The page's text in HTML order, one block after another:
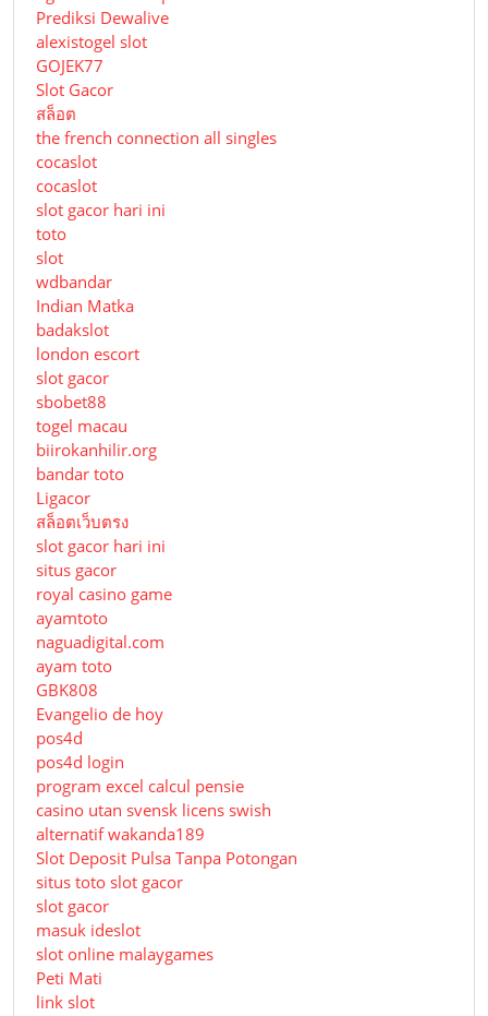
Prediksi Dewalive
alexistogel slot
GOJEK77
Slot Gacor
สล็อต
the french connection all singles
cocaslot
cocaslot
slot gacor hari ini
toto
slot
wdbandar
Indian Matka
badakslot
london escort
slot gacor
sbobet88
togel macau
biirokanhilir.org
bandar toto
Ligacor
สล็อตเว็บตรง
slot gacor hari ini
situs gacor
royal casino game
ayamtoto
naguadigital.com
ayam toto
GBK808
Evangelio de hoy
pos4d
pos4d login
program excel calcul pensie
casino utan svensk licens swish
alternatif wakanda189
Slot Deposit Pulsa Tanpa Potongan
situs toto slot gacor
slot gacor
masuk ideslot
slot online malaygames
Peti Mati
link slot